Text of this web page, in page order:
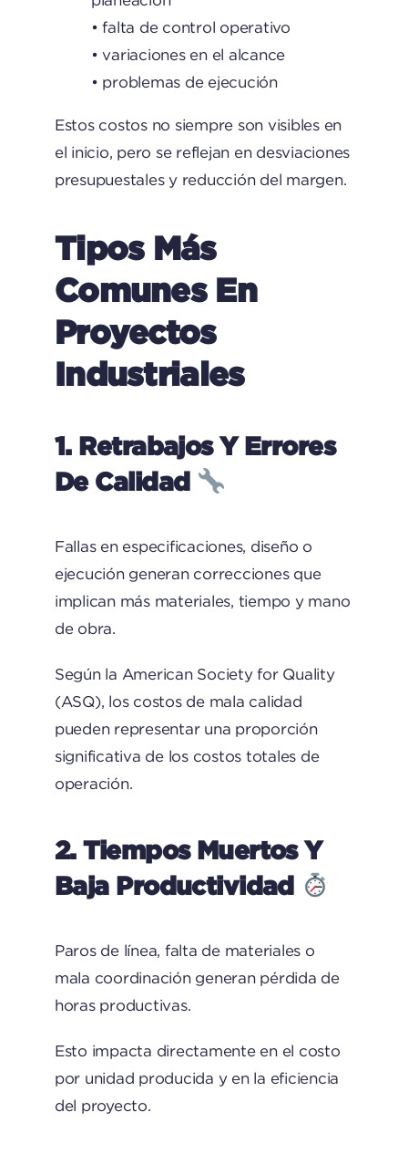
• falta de control operativo
• variaciones en el alcance
• problemas de ejecución
Estos costos no siempre son visibles en
el inicio, pero se reflejan en desviaciones
presupuestales y reducción del margen.
Tipos Más
Comunes En
Proyectos
Industriales
1. Retrabajos Y Errores
De Calidad
Fallas en especificaciones, diseño o
ejecución generan correcciones que
implican más materiales, tiempo y mano
de obra.
Según la American Society for Quality
(ASQ), los costos de mala calidad
pueden representar una proporción
significativa de los costos totales de
operación.
2. Tiempos Muertos Y
Baja Productividad
Paros de línea, falta de materiales o
mala coordinación generan pérdida de
horas productivas.
Esto impacta directamente en el costo
por unidad producida y en la eficiencia
del proyecto.